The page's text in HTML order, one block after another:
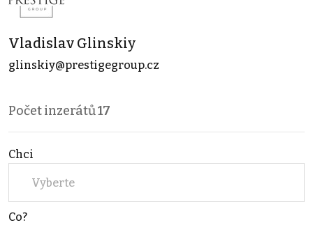
Vladislav Glinskiy
glinskiy@prestigegroup.cz
Počet inzerátů17
Chci
Vyberte
Co?